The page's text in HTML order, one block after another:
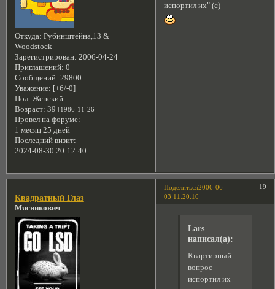
Откуда: Рубинштейна,13 &
Woodstock
Зарегистрирован: 2006-04-24
Приглашений: 0
Сообщений: 29800
Уважение: [+6/-0]
Пол: Женский
Возраст: 39 [1986-11-26]
Провел на форуме:
1 месяц 25 дней
Последний визит:
2024-08-30 20:12:40
испортил их" (с)
Поделиться 19
2006-06-
03 11:20:10
Квадратный Глаз
Мясникович
Lars
написал(а):
Квартирный
вопрос
испортил их